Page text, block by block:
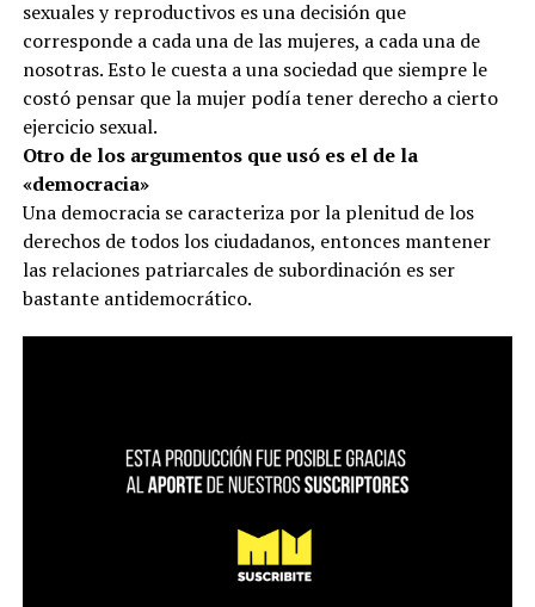
sexuales y reproductivos es una decisión que
corresponde a cada una de las mujeres, a cada una de
nosotras. Esto le cuesta a una sociedad que siempre le
costó pensar que la mujer podía tener derecho a cierto
ejercicio sexual.
Otro de los argumentos que usó es el de la
«democracia»
Una democracia se caracteriza por la plenitud de los
derechos de todos los ciudadanos, entonces mantener
las relaciones patriarcales de subordinación es ser
bastante antidemocrático.